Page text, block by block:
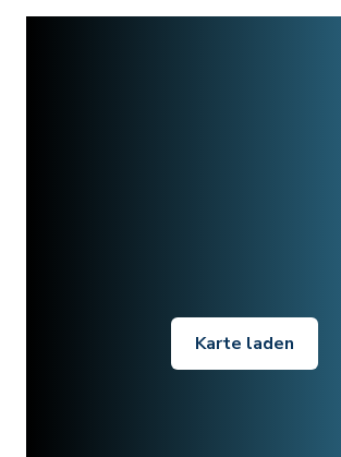
Karte laden